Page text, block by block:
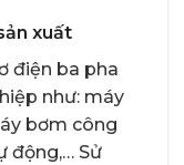
xuất
điện ba pha
như: máy
bơm công
động,… Sử